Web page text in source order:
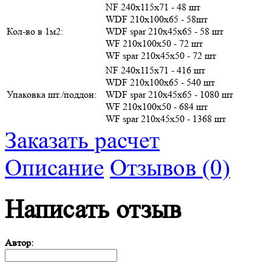
Кол-во в 1м2:
NF 240х115х71 - 48 шт
WDF 210х100х65 - 58шт
WDF spar 210х45х65 - 58 шт
WF 210х100х50 - 72 шт
WF spar 210х45х50 - 72 шт
Упаковка шт./поддон:
NF 240х115х71 - 416 шт
WDF 210х100х65 - 540 шт
WDF spar 210х45х65 - 1080 шт
WF 210х100х50 - 684 шт
WF spar 210х45х50 - 1368 шт
Заказать расчет
Описание Отзывов (0)
Написать отзыв
Автор: